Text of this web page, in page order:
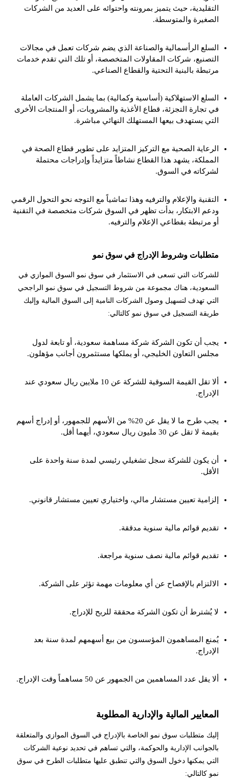
التقليدية، حيث يتميز بمرونته واحتوائه على العديد من الشركات
الصغيرة والمتوسطة.
السلع الرأسمالية والصناعة الذي يضم شركات تعمل في مجالات
التصنيع، شركات المقاولات المتخصصة، أو تلك التي تقدم خدمات
مرتبطة بالبنية التحتية والقطاع الصناعي.
السلع الاستهلاكية (أساسية وكمالية) بما يشمل الشركات العاملة
في تجارة التجزئة، قطاع الأغذية والمشروبات، أو المنتجات الأخرى
التي يستهدف بيعها المستهلك النهائي مباشرة.
الرعاية الصحية مع التركيز المتزايد على تطوير قطاع الصحة في
المملكة، يشهد هذا القطاع نشاطاً متزايداً وإدراجات محتملة
لشركاته في السوق.
التقنية والإعلام والترفيه وهذا تماشياً مع التوجه نحو التحول الرقمي
ودعم الابتكار، بدأت تظهر في السوق شركات متخصصة في التقنية
أو مرتبطة بقطاعي الإعلام والترفيه.
متطلبات وشروط الإدراج في سوق نمو
للشركات التي تسعى في الاستثمار في سوق نمو السوق الموازي في
السعودية، هناك مجموعة من شروط التسجيل في سوق نمو الراجحي
التي تهدف لتسهيل وصول الشركات النامية إلى السوق المالية وإليك
طريقة التسجيل في سوق نمو كالتالي:
يجب أن تكون الشركة شركة مساهمة سعودية، أو تابعة لدول
مجلس التعاون الخليجي، أو يملكها مستثمرون أجانب مؤهلون.
ألا تقل القيمة السوقية للشركة عن 10 ملايين ريال سعودي عند
الإدراج.
يجب طرح ما لا يقل عن 20% من الأسهم للجمهور، أو إدراج أسهم
بقيمة لا تقل عن 30 مليون ريال سعودي، أيهما أقل.
أن يكون للشركة سجل تشغيلي رئيسي لمدة سنة واحدة على
الأقل.
إلزامية تعيين مستشار مالي، واختياري تعيين مستشار قانوني.
تقديم قوائم مالية سنوية مدققة.
تقديم قوائم مالية نصف سنوية مراجعة.
الالتزام بالإفصاح عن أي معلومات مهمة تؤثر على الشركة.
لا يُشترط أن تكون الشركة محققة للربح للإدراج.
يُمنع المساهمون المؤسسون من بيع أسهمهم لمدة سنة بعد
الإدراج.
ألا يقل عدد المساهمين من الجمهور عن 50 مساهماً وقت الإدراج.
المعايير المالية والإدارية المطلوبة
إليك متطلبات سوق نمو الخاصة بالإدراج في السوق الموازي والمتعلقة
بالجوانب الإدارية والحوكمة، والتي تساهم في تحديد نوعية الشركات
التي يمكنها دخول السوق والتي تنطبق عليها متطلبات الطرح في سوق
نمو كالتالي: